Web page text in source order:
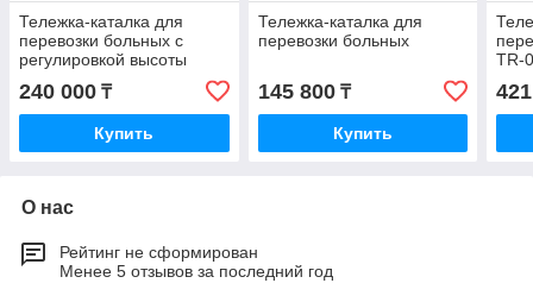
Тележка-каталка для
перевозки больных с
регулировкой высоты
240 000 ₸
Купить
Тележка-каталка для
перевозки больных
145 800₸
Купить
TR-
О нас
Рейтинг не сформирован
Менее 5 отзывов за последний год